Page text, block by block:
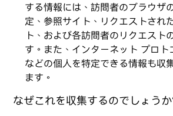
する情報には、訪問者のブラウザ
定、参照サイト、リクエストされ
ト、および各訪問者のリクエスト
す。また、インターネット プロト
などの個人を特定できる情報も収
ます。
なぜこれを収集するのでしょう